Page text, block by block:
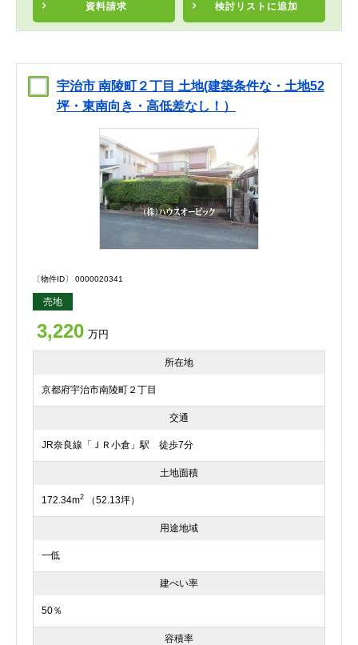
資料請求 検討リスト に追加
宇治市 南陵町２丁目 土地(建築条件な・土地52
坪・東南向き・高低差なし！）
〔物件ID〕 0000020341
売地
3,220 万円
所在地
京都府宇治市南陵町２丁目
交通
JR奈良線「ＪＲ小倉」駅 徒歩7分
土地面積
172.34m2 （52.13坪）
用途地域
一低
建ぺい率
50％
容積率